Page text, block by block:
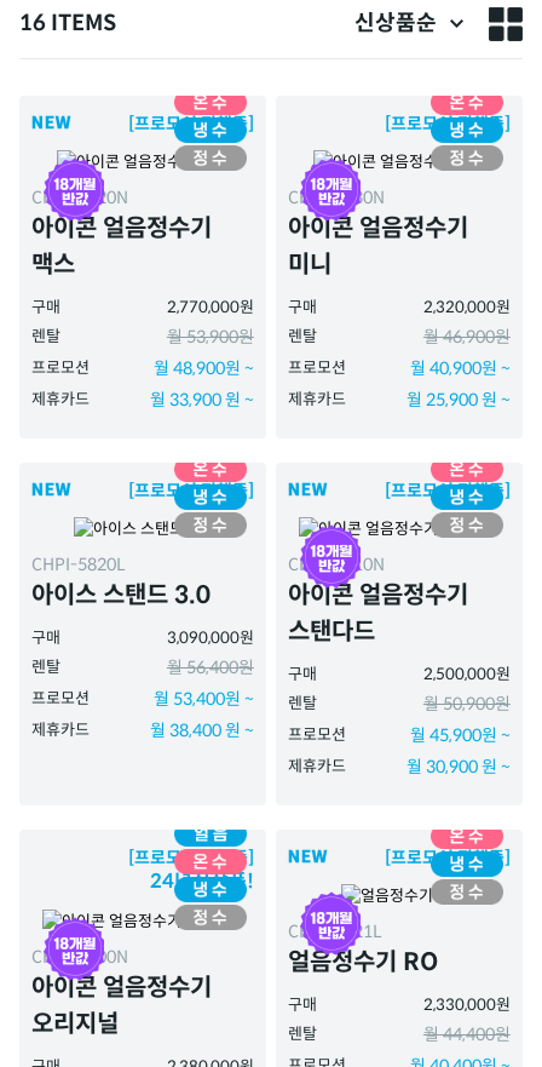
16 ITEMS 신상품순
[프로모션 진행중]
CHPI-7420N
아이콘 얼음정수기
맥스
구매
2,770,000원
렌탈
월 53,900원
프로모션 월 48,900원 ~
제휴카드 월 33,900 원 ~
[프로모션 진행중]
CHPI-7430N
아이콘 얼음정수기
미니
구매
2,320,000원
렌탈
월 46,900원
프로모션 월 40,900원 ~
제휴카드 월 25,900 원 ~
[프로모션 진행중]
CHPI-5820L
아이스 스탠드 3.0
구매
3,090,000원
렌탈
월 56,400원
프로모션 월 53,400원 ~
제휴카드 월 38,400 원 ~
[프로모션 진행중]
CHPI-7410N
아이콘 얼음정수기
스탠다드
구매
2,500,000원
렌탈
월 50,900원
프로모션 월 45,900원 ~
제휴카드 월 30,900 원 ~
[프로모션 진행중]
24년신상품!
CHPI-7400N
아이콘 얼음정수기
오리지널
[프로모션 진행중]
CHPI-7521L
얼음정수기 RO
구매
2,330,000원
렌탈
월 44,400원